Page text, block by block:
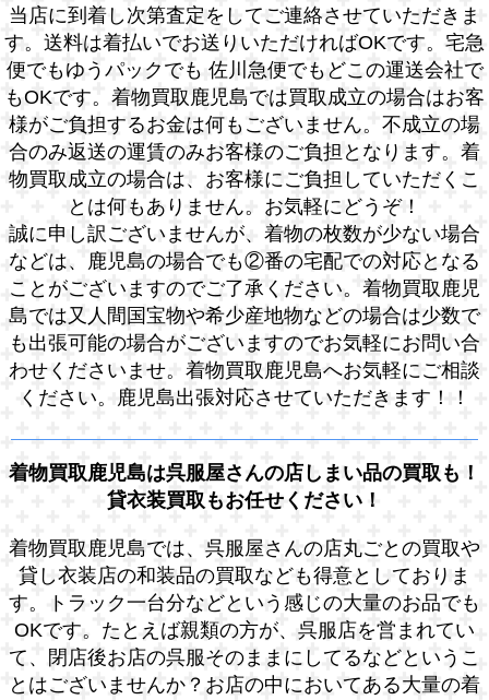
当店に到着し次第査定をしてご連絡させていただきま
す。送料は着払いでお送りいただければOKです。宅急
便でもゆうパックでも 佐川急便でもどこの運送会社で
もOKです。着物買取鹿児島では買取成立の場合はお客
様がご負担するお金は何もございません。不成立の場
合のみ返送の運賃のみお客様のご負担となります。着
物買取成立の場合は、お客様にご負担していただくこ
とは何もありません。お気軽にどうぞ！
誠に申し訳ございませんが、着物の枚数が少ない場合
などは、鹿児島の場合でも②番の宅配での対応となる
ことがございますのでご了承ください。着物買取鹿児
島では又人間国宝物や希少産地物などの場合は少数で
も出張可能の場合がございますのでお気軽にお問い合
わせくださいませ。着物買取鹿児島へお気軽にご相談
ください。鹿児島出張対応させていただきます！！
着物買取鹿児島は呉服屋さんの店しまい品の買取も！
貸衣装買取もお任せください！
着物買取鹿児島では、呉服屋さんの店丸ごとの買取や
貸し衣装店の和装品の買取なども得意としておりま
す。トラック一台分などという感じの大量のお品でも
OKです。たとえば親類の方が、呉服店を営まれてい
て、閉店後お店の呉服そのままにしてるなどというこ
とはございませんか？お店の中においてある大量の着